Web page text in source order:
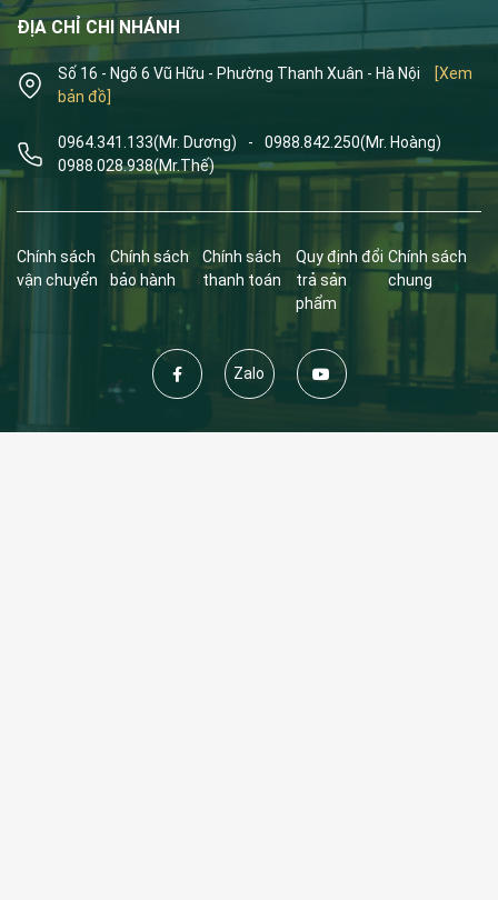
ĐỊA CHỈ CHI NHÁNH
Số 16 - Ngõ 6 Vũ Hữu - Phường Thanh Xuân - Hà Nội
[Xem
bản đồ]
0964.341.133(Mr. Dương) - 0988.842.250(Mr. Hoàng)
0988.028.938(Mr.Thế)
Chính sách
vận chuyển
Chính sách
bảo hành
Chính sách
thanh toán
Quy định đổi
trả sản
phẩm
Chính sách
chung
Zalo